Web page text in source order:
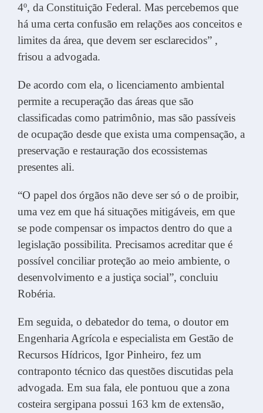
4º, da Constituição Federal. Mas percebemos que
há uma certa confusão em relações aos conceitos e
limites da área, que devem ser esclarecidos” ,
frisou a advogada.
De acordo com ela, o licenciamento ambiental
permite a recuperação das áreas que são
classificadas como patrimônio, mas são passíveis
de ocupação desde que exista uma compensação, a
preservação e restauração dos ecossistemas
presentes ali.
“O papel dos órgãos não deve ser só o de proibir,
uma vez em que há situações mitigáveis, em que
se pode compensar os impactos dentro do que a
legislação possibilita. Precisamos acreditar que é
possível conciliar proteção ao meio ambiente, o
desenvolvimento e a justiça social”, concluiu
Robéria.
Em seguida, o debatedor do tema, o doutor em
Engenharia Agrícola e especialista em Gestão de
Recursos Hídricos, Igor Pinheiro, fez um
contraponto técnico das questões discutidas pela
advogada. Em sua fala, ele pontuou que a zona
costeira sergipana possui 163 km de extensão,